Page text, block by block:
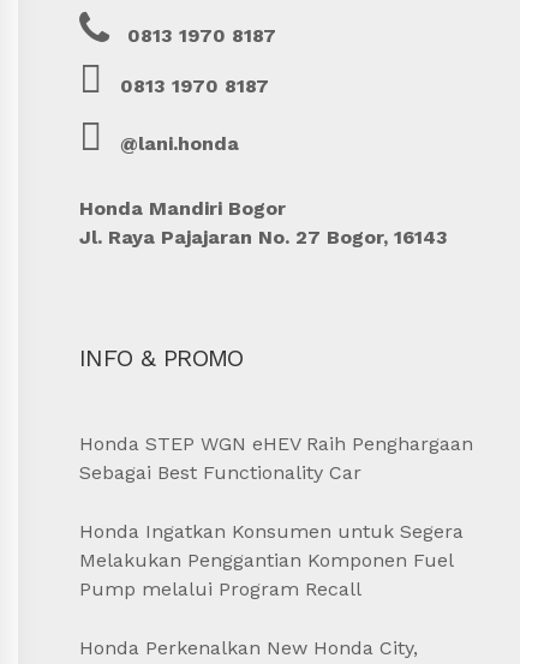
0813 1970 8187
0813 1970 8187
@lani.honda
Honda Mandiri Bogor
Jl. Raya Pajajaran No. 27 Bogor, 16143
INFO & PROMO
Honda STEP WGN eHEV Raih Penghargaan
Sebagai Best Functionality Car
Honda Ingatkan Konsumen untuk Segera
Melakukan Penggantian Komponen Fuel
Pump melalui Program Recall
Honda Perkenalkan New Honda City,